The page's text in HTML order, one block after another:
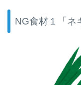
NG食材１「ネ